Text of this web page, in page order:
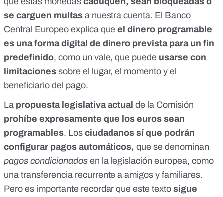
se carguen multas a nuestra cuenta. El Banco
Central Europeo explica que el dinero programable
es una forma digital de dinero prevista para un fin
predefinido, como un vale, que puede usarse con
limitaciones sobre el lugar, el momento y el
beneficiario del pago.
La propuesta legislativaactual de la Comisión
prohíbe expresamente que los euros sean
programables. Los ciudadanos sí que podrán
configurar pagos automáticos, que se denominan
pagos condicionados en la legislación europea, como
una transferencia recurrente a amigos y familiares.
Pero es importante recordar que este texto sigue